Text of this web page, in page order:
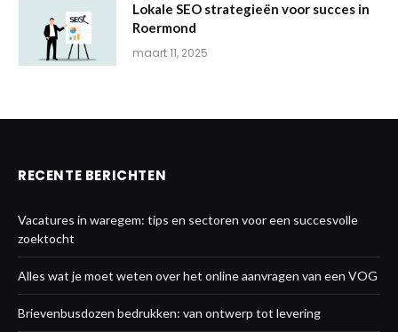
Lokale SEO strategieën voor succes in
Roermond
maart 11, 2025
RECENTE BERICHTEN
Vacatures in waregem: tips en sectoren voor een succesvolle
zoektocht
Alles wat je moet weten over het online aanvragen van een VOG
Brievenbusdozen bedrukken: van ontwerp tot levering